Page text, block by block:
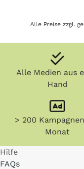
Alle Preise zzgl.
Alle Medien aus
Hand
> 200
Monat
Hilfe
FAQs